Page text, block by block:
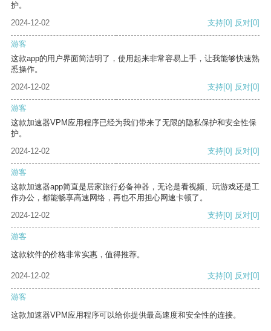
护。
2024-12-02
支持[0] 反对[0]
游客
这款app的用户界面简洁明了，使用起来非常容易上手，让我能够快速熟
悉操作。
2024-12-02
支持[0] 反对[0]
游客
这款加速器VPM应用程序已经为我们带来了无限的隐私保护和安全性保
护。
2024-12-02
支持[0] 反对[0]
游客
这款加速器app简直是居家旅行必备神器，无论是看视频、玩游戏还是工
作办公，都能畅享高速网络，再也不用担心网速卡顿了。
2024-12-02
支持[0] 反对[0]
游客
这款软件的价格非常实惠，值得推荐。
2024-12-02 支持[0] 反对[0]
游客
这款加速器VPM应用程序可以给你提供最高速度和安全性的连接。